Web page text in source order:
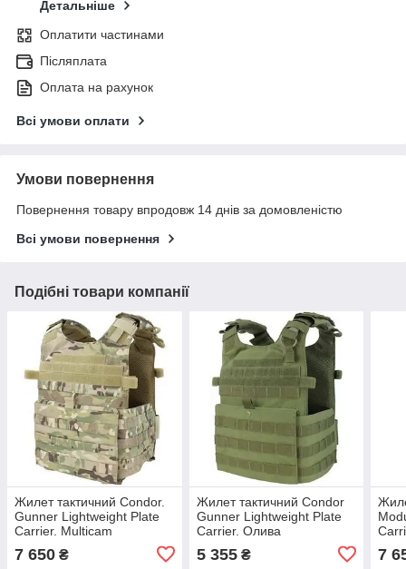
Детальніше
Оплатити частинами
Післяплата
Оплата на рахунок
Всі умови оплати
Умови повернення
Повернення товару впродовж 14 днів за домовленістю
Всі умови повернення
Подібні товари компанії
Жилет тактичний Condor.
Gunner Lightweight Plate
Carrier. Multicam
7 650 ₴
Жилет тактичний Condor
Gunner Lightweight Plate
Carrier. Олива
5 355₴ 7